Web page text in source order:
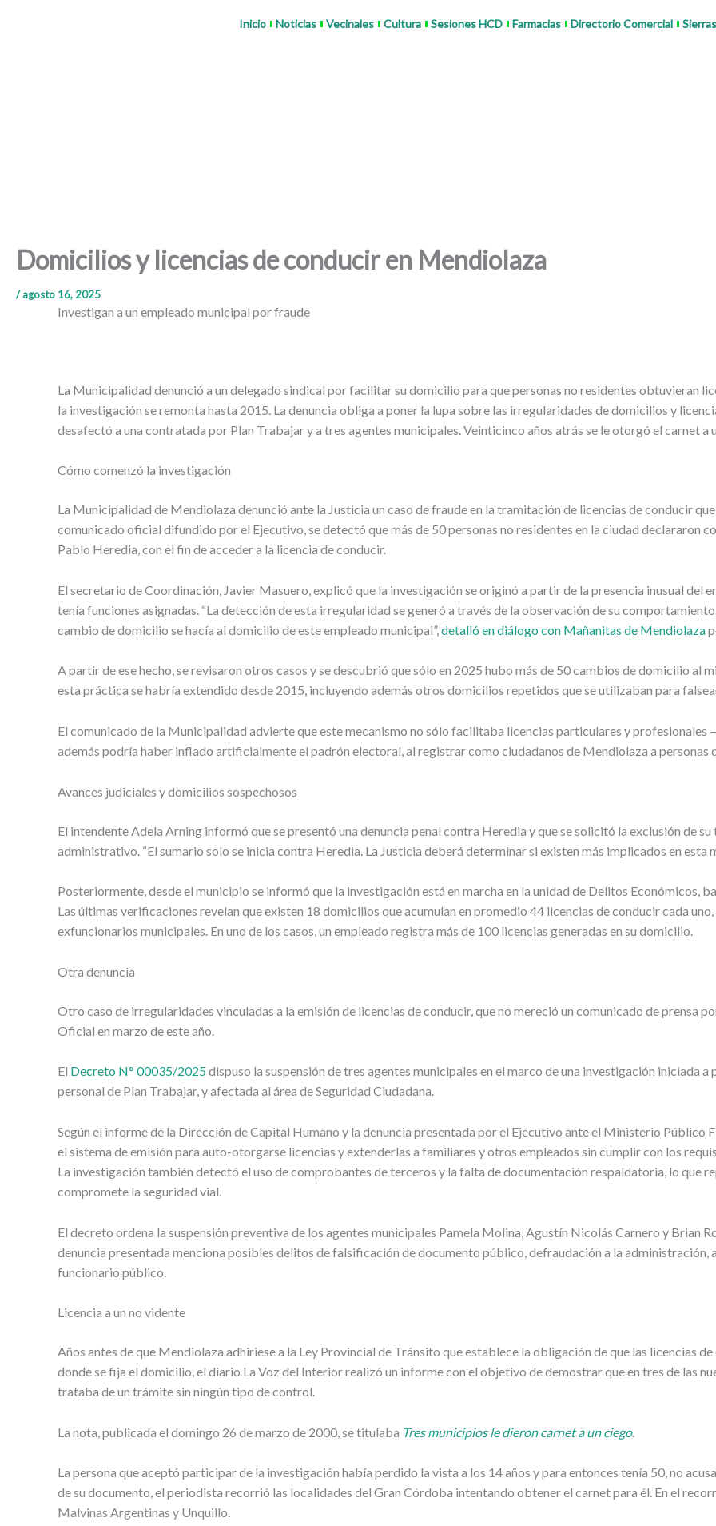
Inicio Noticias Vecinales Cultura Sesiones HCD Farmacias Directorio Comercial
Domicilios y licencias de conducir en Mendiolaza
/agosto 16, 2025
Investigan a un empleado municipal por fraude
La Municipalidad denunció a un delegado sindical por facilitar su domicilio para que personas no residentes obtuvieran
la investigación se remonta hasta 2015. La denuncia obliga a poner la lupa sobre las irregularidades de domicilios y
desafectó a una contratada por Plan Trabajar y a tres agentes municipales. Veinticinco años atrás se le otorgó el carnet a
Cómo comenzó la investigación
La Municipalidad de Mendiolaza denunció ante la Justicia un caso de fraude en la tramitación de licencias de conducir
comunicado oficial difundido por el Ejecutivo, se detectó que más de 50 personas no residentes en la ciudad declararon
Pablo Heredia, con el fin de acceder a la licencia de conducir.
El secretario de Coordinación, Javier Masuero, explicó que la investigación se originó a partir de la presencia inusual del
tenía funciones asignadas. “La detección de esta irregularidad se generó a través de la observación de su
cambio de domicilio se hacía al domicilio de este empleado municipal”,detalló en diálogo con Mañanitas de Mendiolaza
A partir de ese hecho, se revisaron otros casos y se descubrió que sólo en 2025 hubo más de 50 cambios de domicilio al
esta práctica se habría extendido desde 2015, incluyendo además otros domicilios repetidos que se utilizaban para
El comunicado de la Municipalidad advierte que este mecanismo no sólo facilitaba licencias particulares y
además podría haber inflado artificialmente el padrón electoral, al registrar como ciudadanos de Mendiolaza a personas
Avances judiciales y domicilios sospechosos
El intendente Adela Arning informó que se presentó una denuncia penal contra Heredia y que se solicitó la exclusión de
administrativo. “El sumario solo se inicia contra Heredia. La Justicia deberá determinar si existen más implicados en esta
Posteriormente, desde el municipio se informó que la investigación está en marcha en la unidad de Delitos Económicos,
Las últimas verificaciones revelan que existen 18 domicilios que acumulan en promedio 44 licencias de conducir cada
exfuncionarios municipales. En uno de los casos, un empleado registra más de 100 licencias generadas en su domicilio.
Otra denuncia
Otro caso de irregularidades vinculadas a la emisión de licencias de conducir, que no mereció un comunicado de prensa
Oficial en marzo de este año.
El Decreto N° 00035/2025dispuso la suspensión de tres agentes municipales en el marco de una investigación iniciada
personal de Plan Trabajar, y afectada al área de Seguridad Ciudadana.
Según el informe de la Dirección de Capital Humano y la denuncia presentada por el Ejecutivo ante el Ministerio
el sistema de emisión para auto-otorgarse licencias y extenderlas a familiares y otros empleados sin cumplir con los
La investigación también detectó el uso de comprobantes de terceros y la falta de documentación respaldatoria, lo que
compromete la seguridad vial.
El decreto ordena la suspensión preventiva de los agentes municipales Pamela Molina, Agustín Nicolás Carnero y Brian
denuncia presentada menciona posibles delitos de falsificación de documento público, defraudación a la
funcionario público.
Licencia a un no vidente
Años antes de que Mendiolaza adhiriese a la Ley Provincial de Tránsito que establece la obligación de que las licencias
donde se fija el domicilio, el diario La Voz del Interior realizó un informe con el objetivo de demostrar que en tres de las
trataba de un trámite sin ningún tipo de control.
La nota, publicada el domingo 26 de marzo de 2000, se titulaba Tres municipios le dieron carnet a un ciego.
La persona que aceptó participar de la investigación había perdido la vista a los 14 años y para entonces tenía 50, no
de su documento, el periodista recorrió las localidades del Gran Córdoba intentando obtener el carnet para él. En el
Malvinas Argentinas y Unquillo.